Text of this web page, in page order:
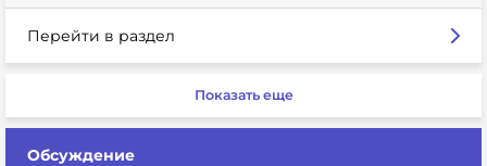
Перейти в раздел
Показать еще
Обсуждение